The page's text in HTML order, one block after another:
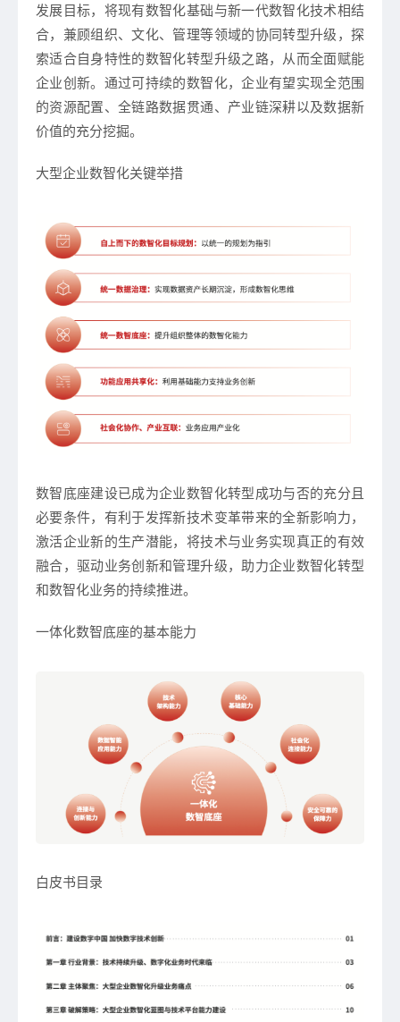
发展目标，将现有数智化基础与新一代数智化技术相结
合，兼顾组织、文化、管理等领域的协同转型升级，探
索适合自身特性的数智化转型升级之路，从而全面赋能
企业创新。通过可持续的数智化，企业有望实现全范围
的资源配置、全链路数据贯通、产业链深耕以及数据新
价值的充分挖掘。
大型企业数智化关键举措
数智底座建设已成为企业数智化转型成功与否的充分且
必要条件，有利于发挥新技术变革带来的全新影响力，
激活企业新的生产潜能，将技术与业务实现真正的有效
融合，驱动业务创新和管理升级，助力企业数智化转型
和数智化业务的持续推进。
一体化数智底座的基本能力
白皮书目录